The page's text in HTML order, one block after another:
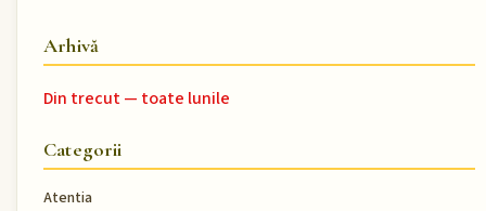
Arhivă
Din trecut — toate lunile
Categorii
Atentia